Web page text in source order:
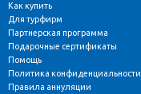
Как купить
Для турфирм
Партнерская программа
Подарочные сертификаты
Помощь
Политика конфиденциальности
Правила аннуляции